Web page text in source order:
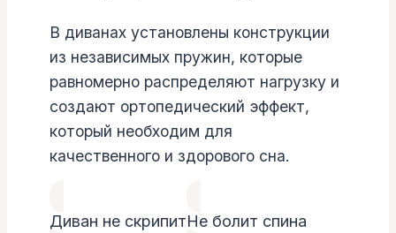
В диванах установлены конструкции
из независимых пружин, которые
равномерно распределяют нагрузку и
создают ортопедический эффект,
который необходим для
качественного и здорового сна.
Диван не скрипитНе болит спина